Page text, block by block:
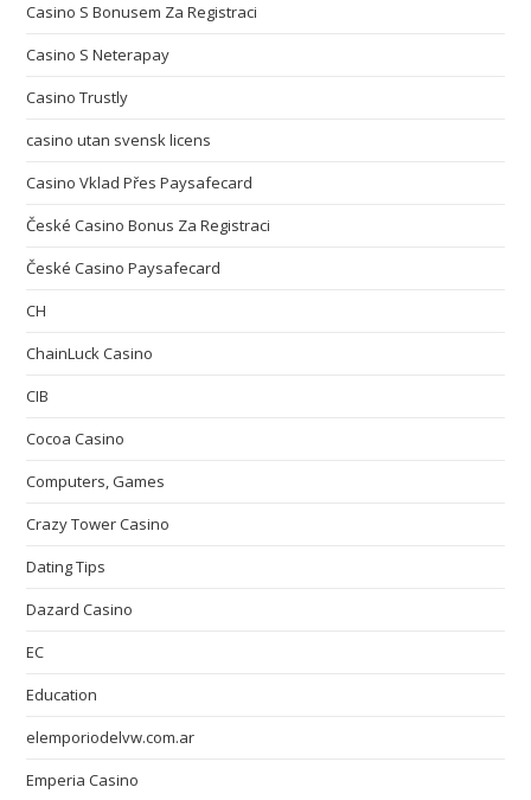
Casino S Bonusem Za Registraci
Casino S Neterapay
Casino Trustly
casino utan svensk licens
Casino Vklad Přes Paysafecard
České Casino Bonus Za Registraci
České Casino Paysafecard
CH
ChainLuck Casino
CIB
Cocoa Casino
Computers, Games
Crazy Tower Сasino
Dating Tips
Dazard Casino
EC
Education
elemporiodelvw.com.ar
Emperia Casino